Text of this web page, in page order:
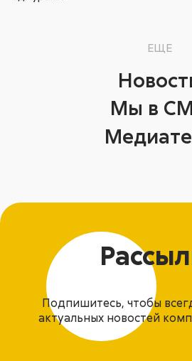
ЕЩЕ
Мы в
Подпишитесь, чтобы
актуальных новостей